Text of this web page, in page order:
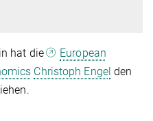
hat die
European
Christoph Engel den